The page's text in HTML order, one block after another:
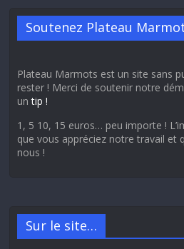
Soutenez Plateau
Plateau Marmots est un site sans
rester ! Merci de soutenir notre
untip !
1, 5 10, 15 euros… peu importe !
que vous appréciez notre travail et
nous !
Sur le site…